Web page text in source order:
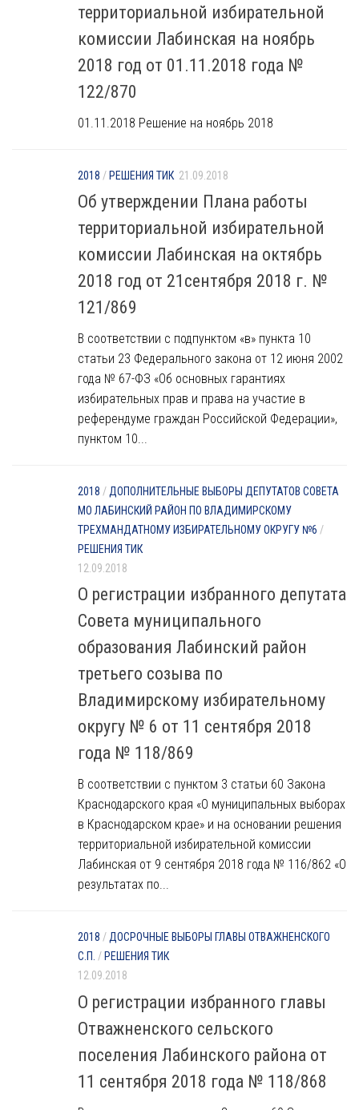
территориальной избирательной
комиссии Лабинская на ноябрь
2018 год от 01.11.2018 года №
122/870
01.11.2018 Решение на ноябрь 2018
2018 / РЕШЕНИЯ ТИК 21.09.2018
Об утверждении Плана работы
территориальной избирательной
комиссии Лабинская на октябрь
2018 год от 21сентября 2018 г. №
121/869
В соответствии с подпунктом «в» пункта 10
статьи 23 Федерального закона от 12 июня 2002
года № 67-ФЗ «Об основных гарантиях
избирательных прав и права на участие в
референдуме граждан Российской Федерации»,
пунктом 10...
2018 / ДОПОЛНИТЕЛЬНЫЕ ВЫБОРЫ ДЕПУТАТОВ СОВЕТА
МО ЛАБИНСКИЙ РАЙОН ПО ВЛАДИМИРСКОМУ
ТРЕХМАНДАТНОМУ ИЗБИРАТЕЛЬНОМУ ОКРУГУ №6 /
РЕШЕНИЯ ТИК
12.09.2018
О регистрации избранного депутата
Совета муниципального
образования Лабинский район
третьего созыва по
Владимирскому избирательному
округу № 6 от 11 сентября 2018
года № 118/869
В соответствии с пунктом 3 статьи 60 Закона
Краснодарского края «О муниципальных выборах
в Краснодарском крае» и на основании решения
территориальной избирательной комиссии
Лабинская от 9 сентября 2018 года № 116/862 «О
результатах по...
2018 /ДОСРОЧНЫЕ ВЫБОРЫ ГЛАВЫ ОТВАЖНЕНСКОГО
С.П. / РЕШЕНИЯ ТИК
12.09.2018
О регистрации избранного главы
Отважненского сельского
поселения Лабинского района от
11 сентября 2018 года № 118/868